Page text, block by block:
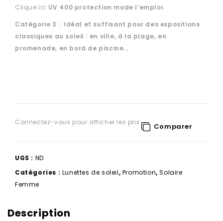
Clique ici UV 400 protection mode l’emploi
Catégorie 3 : Idéal et suffisant pour des expositions
classiques au soleil : en ville, à la plage, en
promenade, en bord de piscine…
Connectez-vous pour afficher les prix Comparer
UGS : ND
Catégories : Lunettes de soleil, Promotion,Solaire
Femme
Description